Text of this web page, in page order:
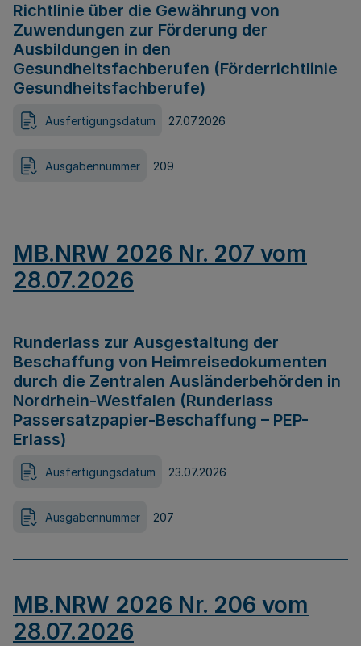
Richtlinie über die Gewährung von
Zuwendungen zur Förderung der
Ausbildungen in den
Gesundheitsfachberufen (Förderrichtlinie
Gesundheitsfachberufe)
Ausfertigungsdatum 27.07.2026
Ausgabennummer 209
MB.NRW 2026 Nr. 207 vom
28.07.2026
Runderlass zur Ausgestaltung der
Beschaffung von Heimreisedokumenten
durch die Zentralen Ausländerbehörden in
Nordrhein-Westfalen (Runderlass
Passersatzpapier-Beschaffung – PEP-
Erlass)
Ausfertigungsdatum 23.07.2026
Ausgabennummer 207
MB.NRW 2026 Nr. 206 vom
28.07.2026